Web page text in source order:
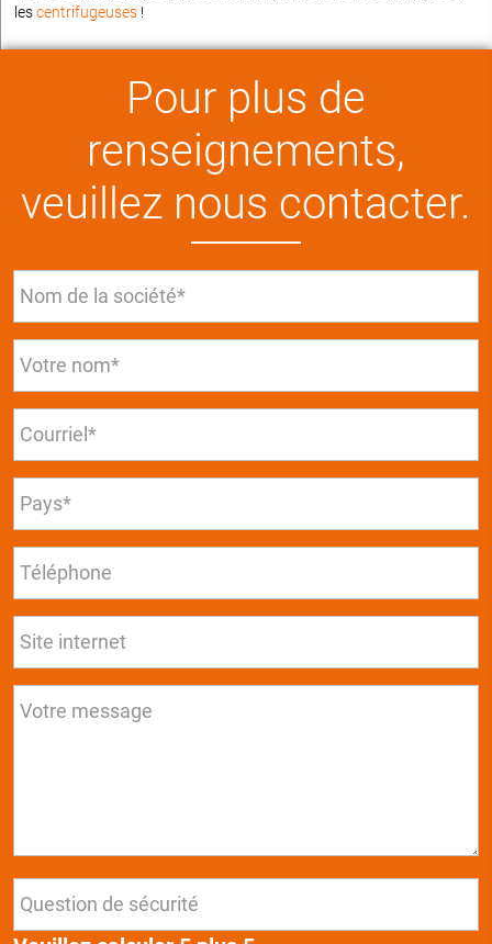
lescentrifugeuses !
Pour plus de
renseignements,
veuillez nous contacter.